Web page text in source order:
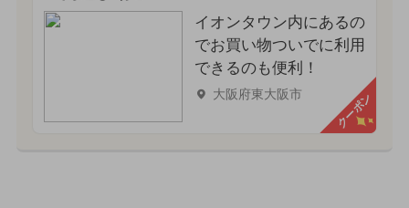
イオンタウン内にあるの
でお買い物ついでに利用
できるのも便利！
大阪府東大阪市 クーポン